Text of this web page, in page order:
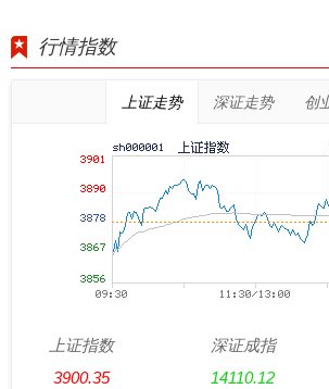
行情指数
上证走势 深证走势 创
上证指数
3900.35
深证成指
14110.12